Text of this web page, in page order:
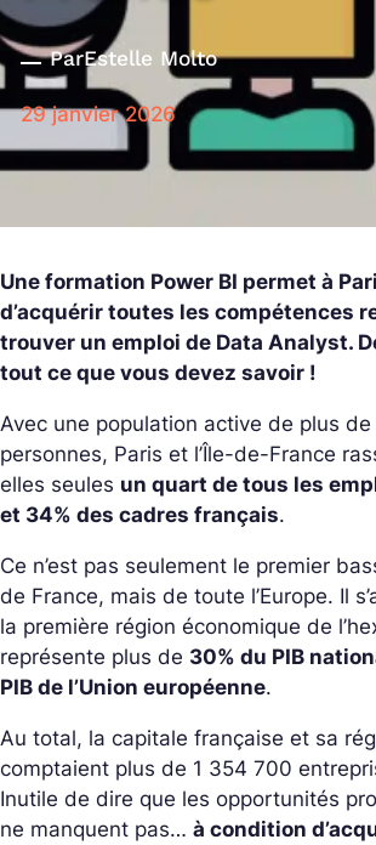
ParEstelle Molto
29 janvier 2026
Une formation Power BI permet à
d’acquérir toutes les compétences
trouver un emploi de Data Analyst.
tout ce que vous devez savoir !
Avec une population active de plus
personnes, Paris et l’Île-de-France
elles seules un quart de tous les
et 34% des cadres français.
Ce n’est pas seulement le premier
de France, mais de toute l’Europe. Il
la première région économique de
représente plus de 30% du PIB
PIB de l’Union européenne.
Au total, la capitale française et sa
comptaient plus de 1 354 700
Inutile de dire que les opportunités
ne manquent pas… à condition